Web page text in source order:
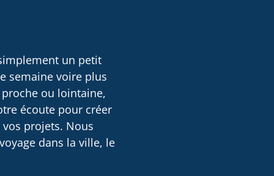
un petit
semaine voire plus
ou lointaine,
écoute pour créer
projets. Nous
dans la ville, le